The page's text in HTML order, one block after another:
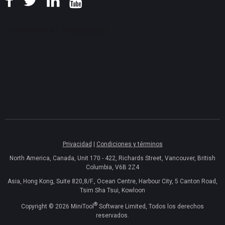
Privacidad | Condiciones y términos
North America, Canada, Unit 170 - 422, Richards Street, Vancouver, British
Columbia, V6B 2Z4
Asia, Hong Kong, Suite 820,8/F., Ocean Centre, Harbour City, 5 Canton Road,
Tsim Sha Tsui, Kowloon
Copyright © 2026 MiniTool ® Software Limited, Todos los derechos
reservados.